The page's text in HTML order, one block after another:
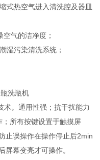
热空气进入清洗腔及器皿
气的洁净度；
污染清洗系统；
。通用性强；抗干扰能力
所有按键设置于触摸屏
止误操作在操作停止后2min
屏幕变亮才可操作。